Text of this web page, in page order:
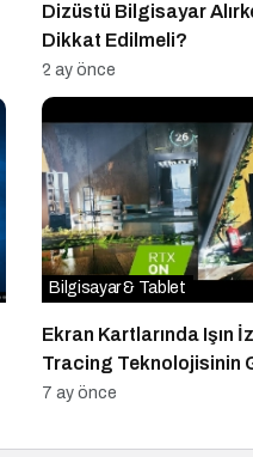
Dizüstü Bilgisayar
Dikkat Edilmeli?
2 ay önce
Ekran Kartlarında Işın
Tracing Teknolojisinin
Evrimi
Bilgisayar & Tablet
7 ay önce